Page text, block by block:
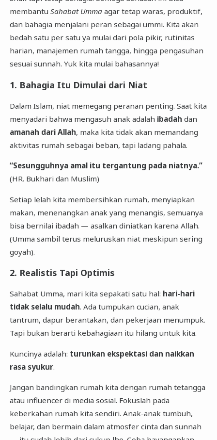
membantu Sahabat Ummaagar tetap waras, produktif,
dan bahagia menjalani peran sebagai ummi. Kita akan
bedah satu per satu ya mulai dari pola pikir, rutinitas
harian, manajemen rumah tangga, hingga pengasuhan
sesuai sunnah. Yuk kita mulai bahasannya!
1. Bahagia Itu Dimulai dari Niat
Dalam Islam, niat memegang peranan penting. Saat kita
menyadari bahwa mengasuh anak adalah ibadah dan
amanah dari Allah, maka kita tidak akan memandang
aktivitas rumah sebagai beban, tapi ladang pahala.
“Sesungguhnya amal itu tergantung pada niatnya.”
(HR. Bukhari dan Muslim)
Setiap lelah kita membersihkan rumah, menyiapkan
makan, menenangkan anak yang menangis, semuanya
bisa bernilai ibadah — asalkan diniatkan karena Allah.
(Umma sambil terus meluruskan niat meskipun sering
goyah).
2. Realistis Tapi Optimis
Sahabat Umma, mari kita sepakati satu hal: hari-hari
tidak selalu mudah. Ada tumpukan cucian, anak
tantrum, dapur berantakan, dan pekerjaan menumpuk.
Tapi bukan berarti kebahagiaan itu hilang untuk kita.
Kuncinya adalah: turunkan ekspektasi dan naikkan
rasa syukur.
Jangan bandingkan rumah kita dengan rumah tetangga
atau influencer di media sosial. Fokuslah pada
keberkahan rumah kita sendiri. Anak-anak tumbuh,
belajar, dan bermain dalam atmosfer cinta dan sunnah